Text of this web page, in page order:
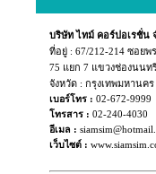
บริษัท ไทม์ คอร์ปอเรชั่น
ที่อยู่ : 67/212-214 ซอยพ
75 แยก 7 แขวงช่องนนท
จังหวัด : กรุงเทพมห
เบอร์โทร : 02-672-9999
โทรสาร : 02-240-4030
อีเมล :
เว็บไซต์ :